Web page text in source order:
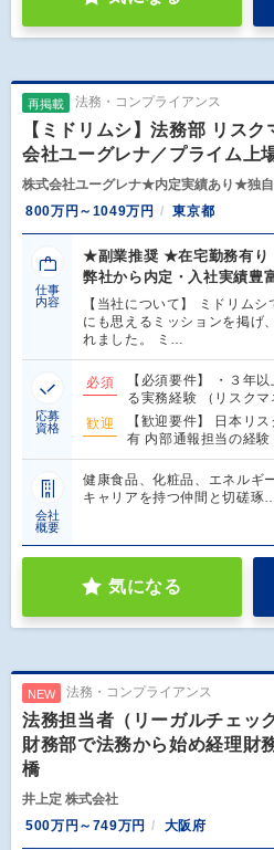
再掲載 法務・コンプライアンス
【ミドリムシ】法務部 リス
会社ユーグレナ／プライム上
株式会社ユーグレナ★内定実績あり★独自
800万円～1049万円
東京都
仕事
内容
★副業推奨 ★在宅勤務有
弊社から内定・入社実績豊
【当社について】 ミドリム
にも思えるミッションを掲げ
れました。 ミ…
応募
資格
必須
【必須要件】 ・３年
る実務経験 （リスク
歓迎
【歓迎要件】 日本リ
有 内部通報担当の経験
会社
概要
健康食品、化粧品、エネルギ
キャリアを持つ仲間と切磋琢
気になる
NEW 法務・コンプライアンス
法務担当者（リーガルチェッ
財務部で法務から始め経理財
橋
井上定 株式会社
500万円～749万円
大阪府